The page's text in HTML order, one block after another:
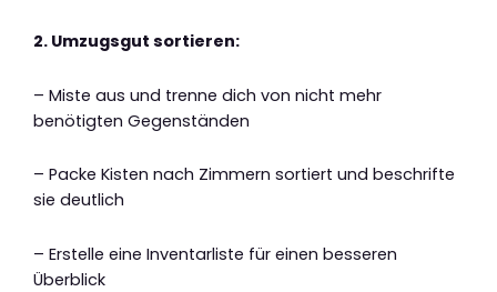
2. Umzugsgut sortieren:
– Miste aus und trenne dich von nicht mehr
benötigten Gegenständen
– Packe Kisten nach Zimmern sortiert und beschrifte
sie deutlich
– Erstelle eine Inventarliste für einen besseren
Überblick